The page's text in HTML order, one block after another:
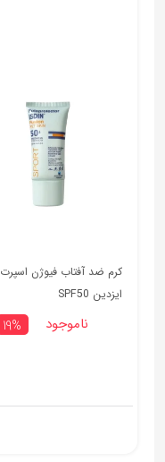
کرم ضد آفتاب فیوژن اسپرت
ایزدین SPF50
19% ناموجود